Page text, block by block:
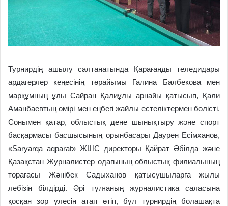
Турнирдің ашылу салтанатында Қарағанды теледидары
ардагерлер кеңесінің төрайымы Галина Балбекова мен
марқұмның ұлы Сайран Қалиұлы арнайы қатысып, Қали
Аманбаевтың өмірі мен еңбегі жайлы естеліктермен бөлісті.
Сонымен қатар, облыстық дене шынықтыру және спорт
басқармасы басшысының орынбасары Даурен Есімханов,
«Saryarqa aqparat» ЖШС директоры Қайрат Әбілда және
Қазақстан Журналистер одағының облыстық филиалының
төрағасы Жәнібек Садыханов қатысушыларға жылы
лебізін білдірді. Әрі тұлғаның журналистика саласына
қосқан зор үлесін атап өтіп, бұл турнирдің болашақта